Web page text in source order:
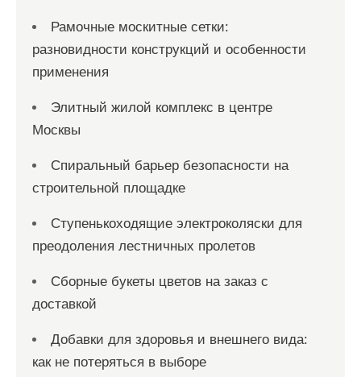
Рамочные москитные сетки:
разновидности конструкций и особенности
применения
Элитный жилой комплекс в центре
Москвы
Спиральный барьер безопасности на
строительной площадке
Ступенькоходящие электроколяски для
преодоления лестничных пролетов
Сборные букеты цветов на заказ с
доставкой
Добавки для здоровья и внешнего вида:
как не потеряться в выборе